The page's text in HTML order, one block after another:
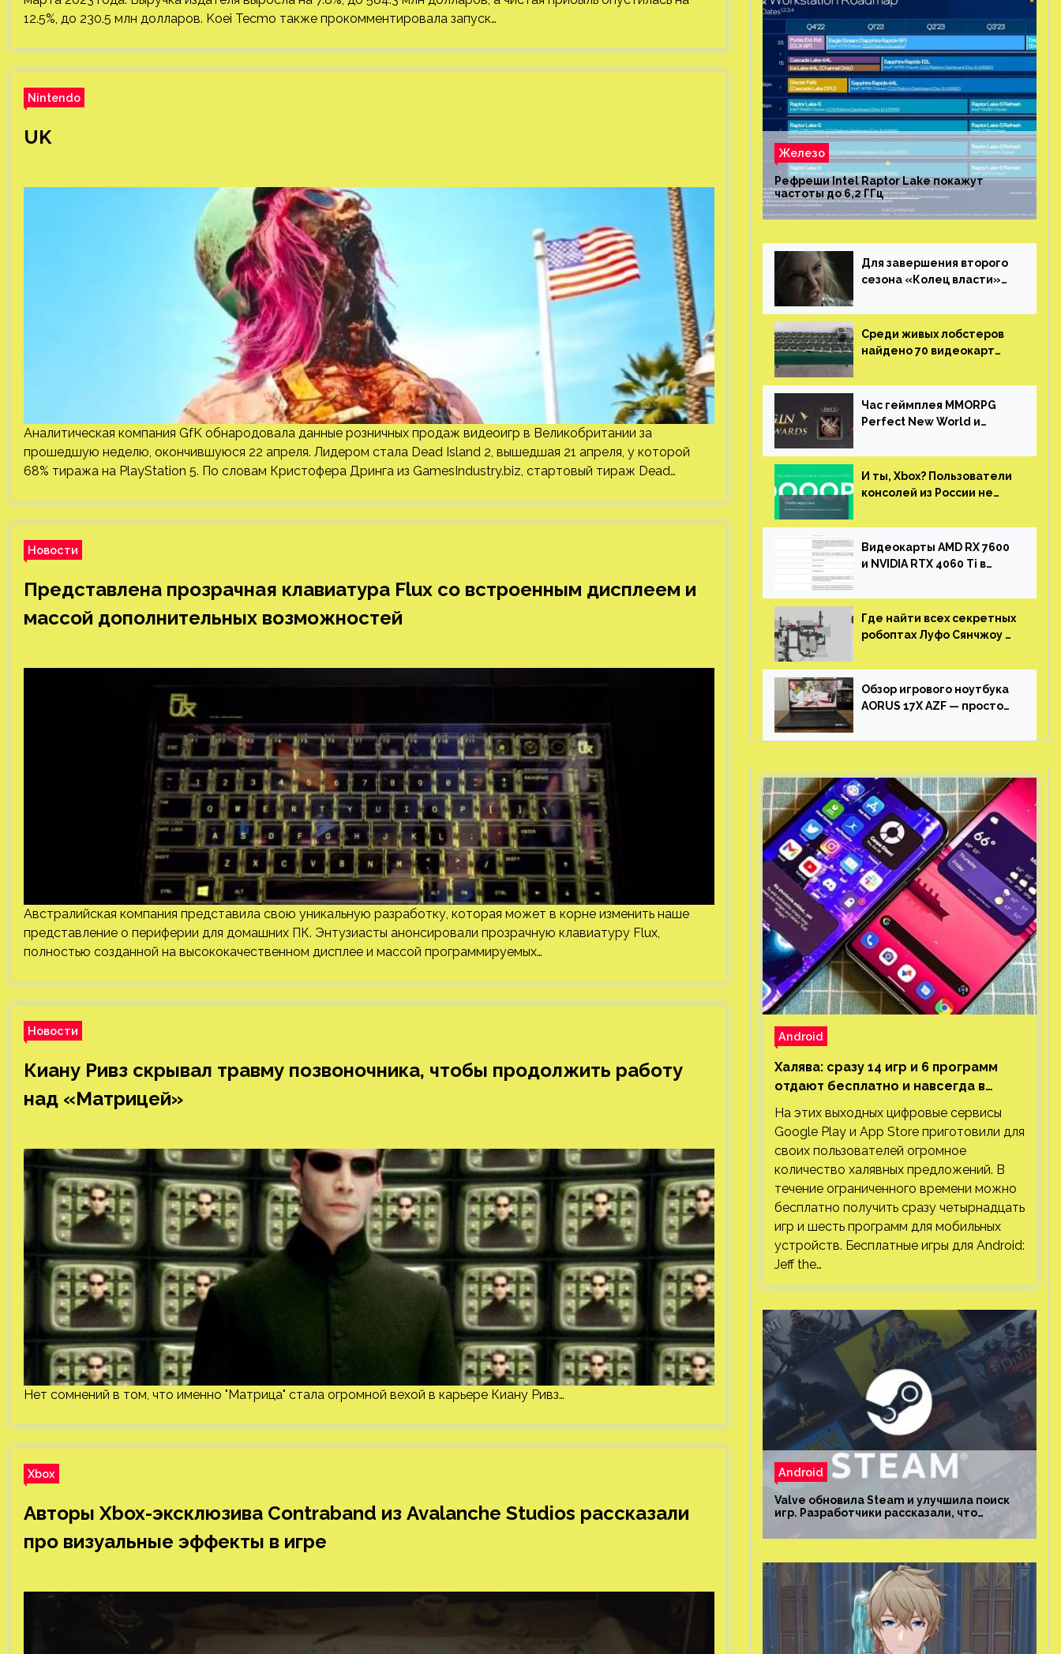
12.5%, до 230.5 млн долларов. Koei Tecmo также прокомментировала запуск…
Nintendo
UK
Аналитическая компания GfK обнародовала данные розничных продаж видеоигр в Великобритании за
прошедшую неделю, окончившуюся 22 апреля. Лидером стала Dead Island 2, вышедшая 21 апреля, у которой
68% тиража на PlayStation 5. По словам Кристофера Дринга из GamesIndustry.biz, стартовый тираж Dead…
Новости
Представлена прозрачная клавиатура Flux со встроенным дисплеем и
массой дополнительных возможностей
Австралийская компания представила свою уникальную разработку, которая может в корне изменить наше
представление о периферии для домашних ПК. Энтузиасты анонсировали прозрачную клавиатуру Flux,
полностью созданной на высококачественном дисплее и массой программируемых…
Новости
Киану Ривз скрывал травму позвоночника, чтобы продолжить работу
над «Матрицей»
Нет сомнений в том, что именно "Матрица" стала огромной вехой в карьере Киану Ривз…
Xbox
Авторы Xbox-эксклюзива Contraband из Avalanche Studios рассказали
про визуальные эффекты в игре
Железо
Рефреши Intel Raptor Lake покажут
частоты до 6,2 ГГц
Для завершения второго
сезона «Колец власти»
Среди живых лобстеров
найдено 70 видеокарт
китайской таможни
Час геймплея MMORPG
Perfect New World и
И ты, Xbox? Пользователи
консолей из России не
учетные записи
Видеокарты AMD RX 7600
и NVIDIA RTX 4060 Ti в
Где найти всех секретных
робоптах Луфо Сянчжоу в
Обзор игрового ноутбука
AORUS 17X AZF — просто
Android
Халява: сразу 14 игр и 6 программ
отдают бесплатно и навсегда в
Google Play и App Store. Есть проект
с 1 млн загрузок
На этих выходных цифровые сервисы
Google Play и App Store приготовили для
своих пользователей огромное
количество халявных предложений. В
течение ограниченного времени можно
бесплатно получить сразу четырнадцать
игр и шесть программ для мобильных
устройств. Бесплатные игры для Android:
Jeff the…
Android
Valve обновила Steam и улучшила поиск
игр. Разработчики рассказали, что